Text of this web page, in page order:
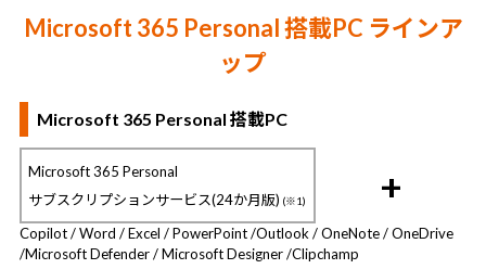
Microsoft 365 Personal 搭載PC ラインア
ップ
Microsoft 365 Personal 搭載PC
Microsoft 365 Personal
サブスクリプションサービス(24か月版) (※1) +
Copilot / Word / Excel / PowerPoint /Outlook / OneNote / OneDrive
/Microsoft Defender / Microsoft Designer /Clipchamp